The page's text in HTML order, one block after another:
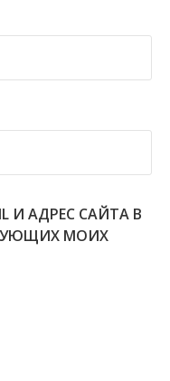
И АДРЕС САЙТА В
МОИХ